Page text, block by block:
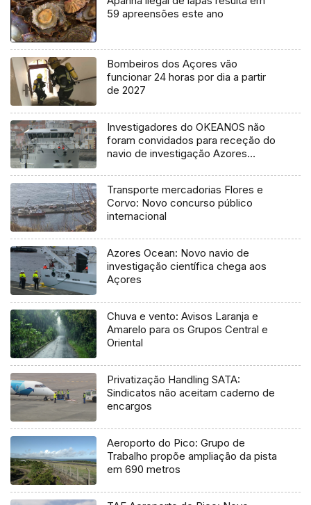
59 apreensões este ano
Bombeiros dos Açores vão
funcionar 24 horas por dia a partir
de 2027
Investigadores do OKEANOS não
foram convidados para receção do
navio de investigação Azores
Transporte mercadorias Flores e
Corvo: Novo concurso público
internacional
Azores Ocean: Novo navio de
investigação científica chega aos
Açores
Chuva e vento: Avisos Laranja e
Amarelo para os Grupos Central e
Oriental
Privatização Handling SATA:
Sindicatos não aceitam caderno de
encargos
Aeroporto do Pico: Grupo de
Trabalho propõe ampliação da pista
em 690 metros